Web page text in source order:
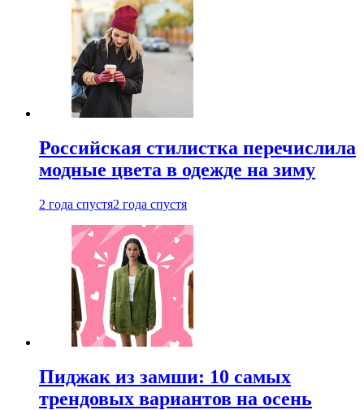
Российская стилистка перечислила
модные цвета в одежде на зиму
2 года спустя2 года спустя
Пиджак из замши: 10 самых
трендовых вариантов на осень